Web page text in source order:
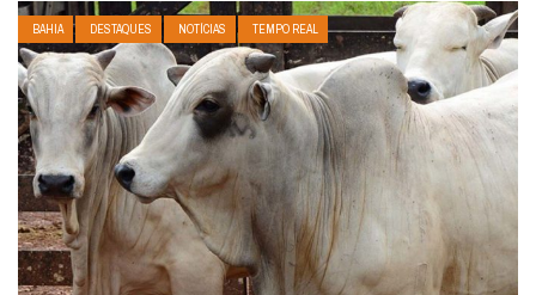
BAHIA DESTAQUES NOTÍCIAS TEMPO REAL